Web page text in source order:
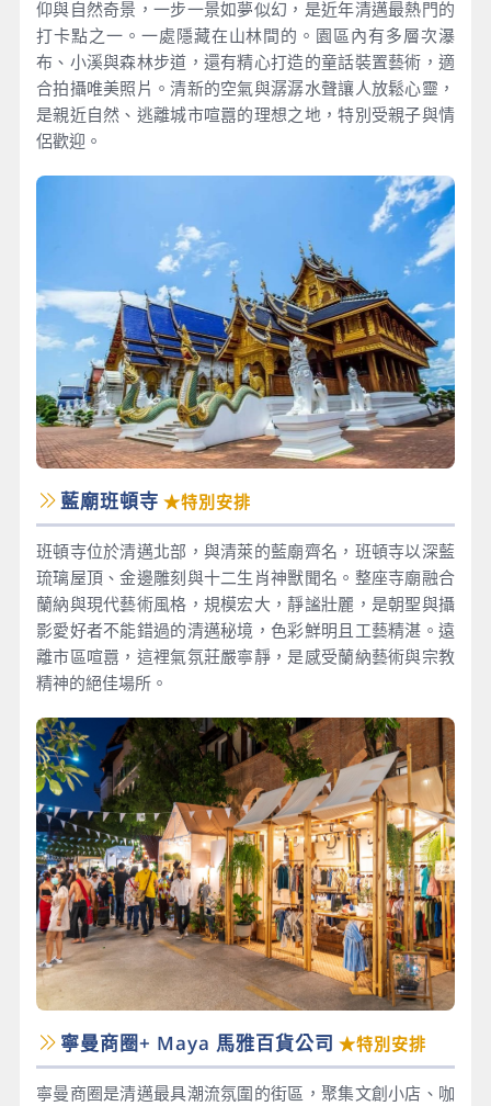
仰與自然奇景，一步一景如夢似幻，是近年清邁最熱門的
打卡點之一。一處隱藏在山林間的。園區內有多層次瀑
布、小溪與森林步道，還有精心打造的童話裝置藝術，適
合拍攝唯美照片。清新的空氣與潺潺水聲讓人放鬆心靈，
是親近自然、逃離城市喧囂的理想之地，特別受親子與情
侶歡迎。
藍廟班頓寺 ★特別安排
班頓寺位於清邁北部，與清萊的藍廟齊名，班頓寺以深藍
琉璃屋頂、金邊雕刻與十二生肖神獸聞名。整座寺廟融合
蘭納與現代藝術風格，規模宏大，靜謐壯麗，是朝聖與攝
影愛好者不能錯過的清邁秘境，色彩鮮明且工藝精湛。遠
離市區喧囂，這裡氣氛莊嚴寧靜，是感受蘭納藝術與宗教
精神的絕佳場所。
寧曼商圈+ Maya 馬雅百貨公司 ★特別安排
寧曼商圈是清邁最具潮流氛圍的街區，聚集文創小店、咖